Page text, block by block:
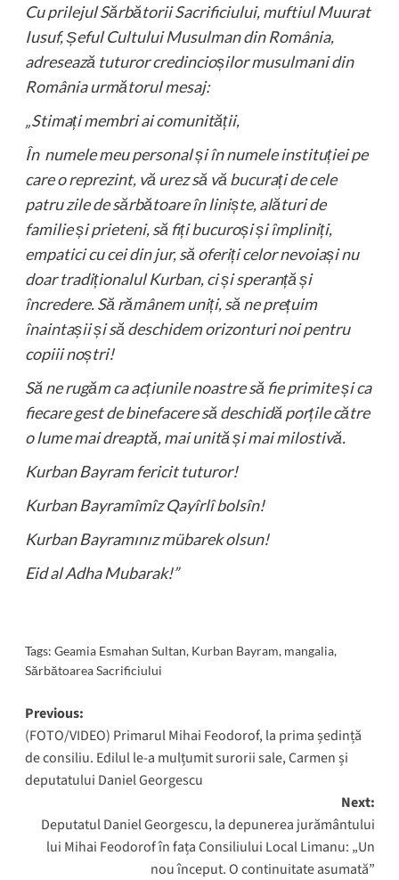
Cu prilejul Sărbătorii Sacrificiului, muftiul Muurat
Iusuf, Șeful Cultului Musulman din România,
adresează tuturor credincioșilor musulmani din
România următorul mesaj:
„Stimați membri ai comunității,
În numele meu personal și în numele instituției pe
care o reprezint, vă urez să vă bucurați de cele
patru zile de sărbătoare în liniște, alături de
familie și prieteni, să fiți bucuroși și împliniți,
empatici cu cei din jur, să oferiți celor nevoiași nu
doar tradiționalul Kurban, ci și speranță și
încredere. Să rămânem uniți, să ne prețuim
înaintașii și să deschidem orizonturi noi pentru
copiii noștri!
Să ne rugăm ca acțiunile noastre să fie primite și ca
fiecare gest de binefacere să deschidă porțile către
o lume mai dreaptă, mai unită și mai milostivă.
Kurban Bayram fericit tuturor!
Kurban Bayramîmîz Qayîrlî bolsîn!
Kurban Bayramınız mübarek olsun!
Eid al Adha Mubarak!”
Tags: Geamia Esmahan Sultan, Kurban Bayram, mangalia,
Sărbătoarea Sacrificiului
Post
navigation
Previous:
(FOTO/VIDEO) Primarul Mihai Feodorof, la prima ședință
de consiliu. Edilul le-a mulțumit surorii sale, Carmen și
deputatului Daniel Georgescu
Next:
Deputatul Daniel Georgescu, la depunerea jurământului
lui Mihai Feodorof în fața Consiliului Local Limanu: „Un
nou început. O continuitate asumată”